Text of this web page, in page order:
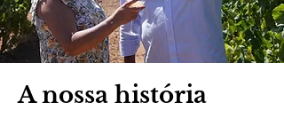
A nossa história